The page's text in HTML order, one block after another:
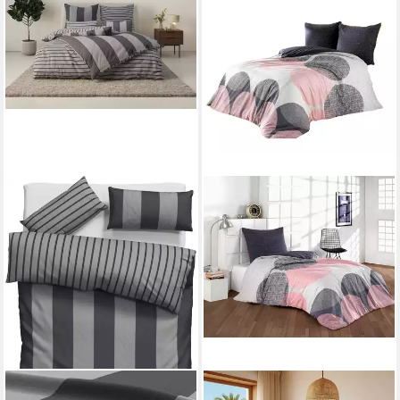
OTTO HOME LEONADO VICENTI